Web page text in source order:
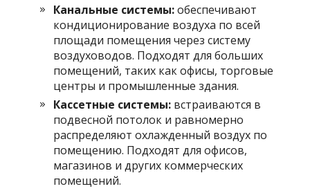
Канальные системы:обеспечивают
кондиционирование воздуха по всей
площади помещения через систему
воздуховодов. Подходят для больших
помещений, таких как офисы, торговые
центры и промышленные здания.
Кассетные системы: встраиваются в
подвесной потолок и равномерно
распределяют охлажденный воздух по
помещению. Подходят для офисов,
магазинов и других коммерческих
помещений.